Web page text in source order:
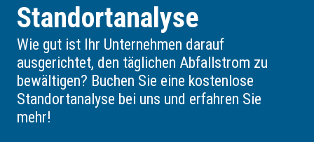
Standortanalyse
Wie gut ist Ihr Unternehmen darauf
ausgerichtet, den täglichen Abfallstrom zu
bewältigen? Buchen Sie eine kostenlose
Standortanalyse bei uns und erfahren Sie
mehr!